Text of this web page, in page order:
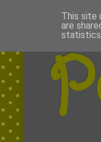
This site
are